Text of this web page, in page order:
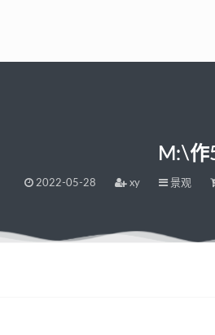
M:\
2022-05-28 xy 景观